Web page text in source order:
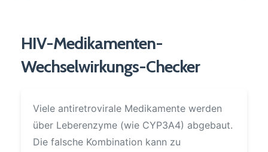
HIV-Medikamenten-
Wechselwirkungs-Checker
Viele antiretrovirale Medikamente werden
über Leberenzyme (wie CYP3A4) abgebaut.
Die falsche Kombination kann zu